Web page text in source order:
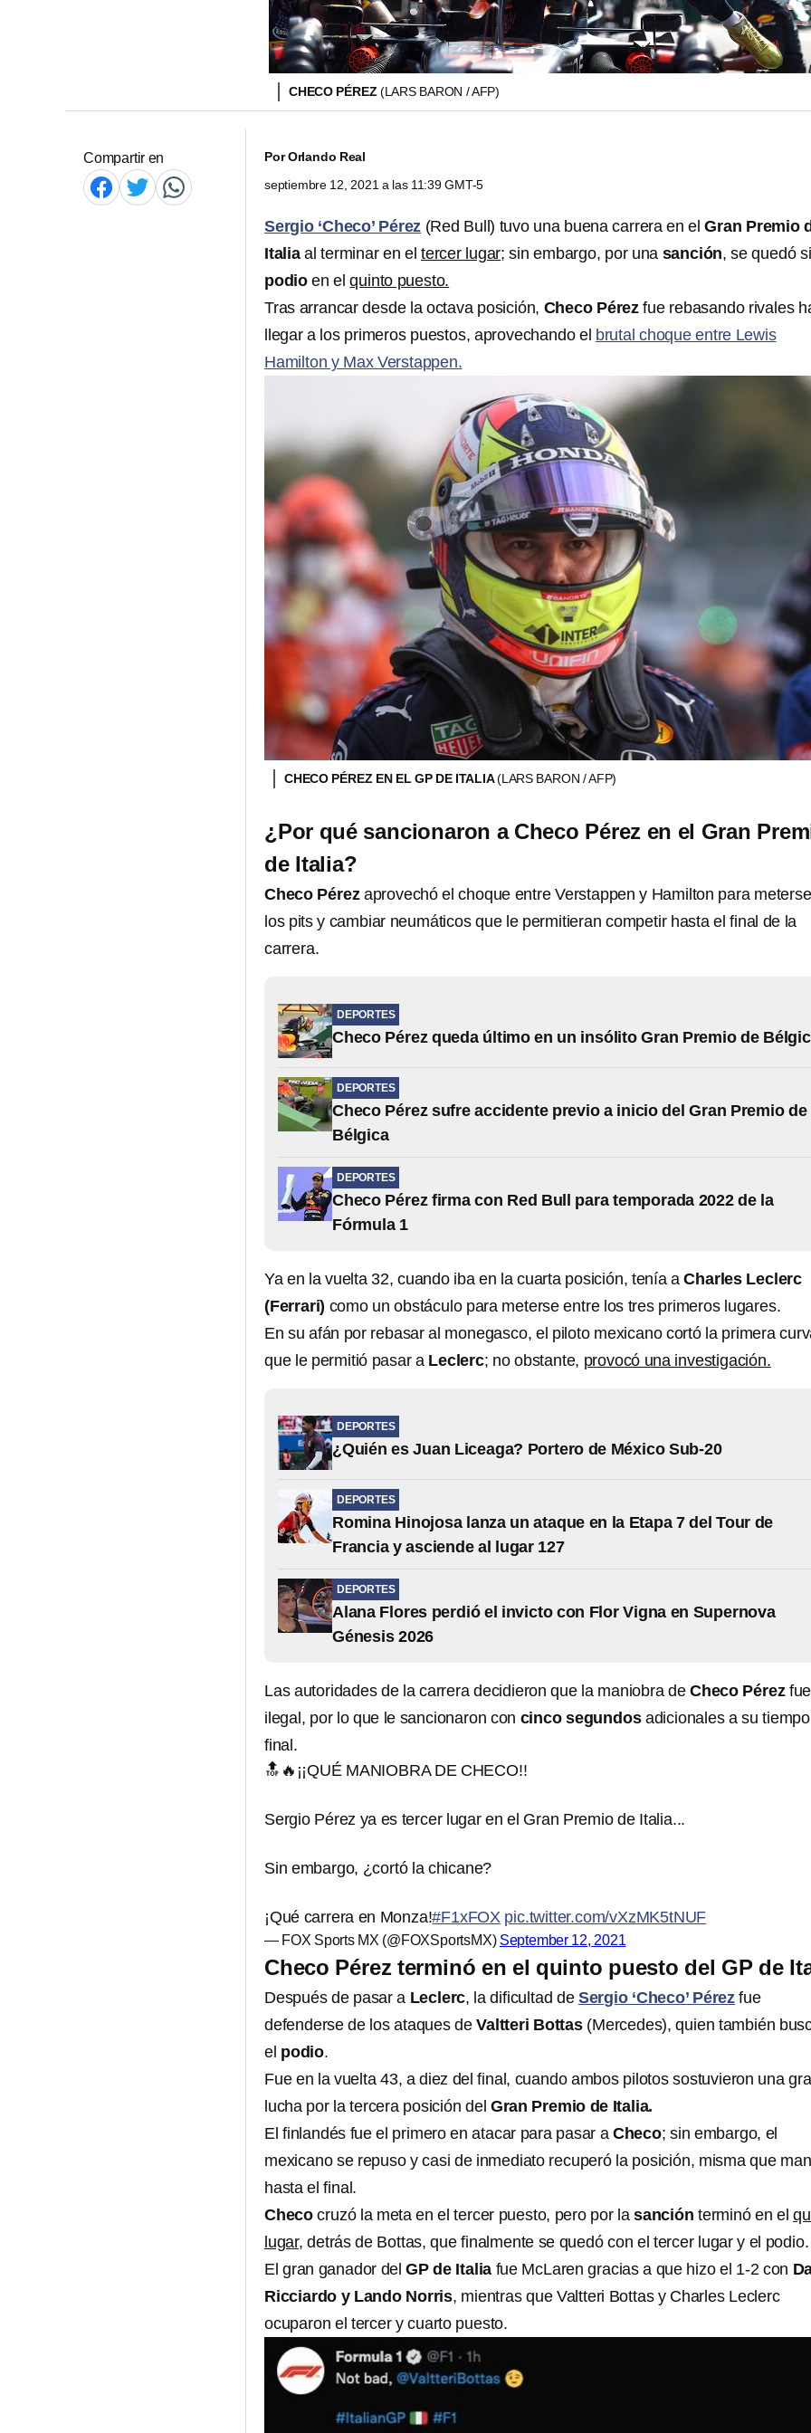
CHECO PÉREZ (LARS BARON / AFP)
Compartir en PorOrlando Real
septiembre 12, 2021 a las 11:39 GMT-5
Sergio ‘Checo’ Pérez (Red Bull) tuvo una buena carrera en elGran Premio
Italiaal terminar en eltercer lugar; sin embargo, por una sanción, se quedó
podio en elquinto puesto.
Tras arrancar desde la octava posición, Checo Pérezfue rebasando rivales
llegar a los primeros puestos, aprovechando el brutal choque entre Lewis
Hamilton y Max Verstappen.
CHECO PÉREZ EN EL GP DE ITALIA(LARS BARON / AFP)
¿Por qué sancionaron a Checo Pérez en el Gran
de Italia?
Checo Pérez aprovechó el choque entre Verstappen y Hamilton para
los pits y cambiar neumáticos que le permitieran competir hasta el final de la
carrera.
DEPORTES
Checo Pérez queda último en un insólito Gran Premio de
DEPORTES
Checo Pérez sufre accidente previo a inicio del Gran Premio de
Bélgica
DEPORTES
Checo Pérez firma con Red Bull para temporada 2022 de la
Fórmula 1
Ya en la vuelta 32, cuando iba en la cuarta posición, tenía aCharles Leclerc
(Ferrari) como un obstáculo para meterse entre los tres primeros lugares.
En su afán por rebasar al monegasco, el piloto mexicano cortó la primera
que le permitió pasar a Leclerc; no obstante, provocó una investigación.
DEPORTES
¿Quién es Juan Liceaga? Portero de México Sub-20
DEPORTES
Romina Hinojosa lanza un ataque en la Etapa 7 del Tour de
Francia y asciende al lugar 127
DEPORTES
Alana Flores perdió el invicto con Flor Vigna en Supernova
Génesis 2026
Las autoridades de la carrera decidieron que la maniobra de Checo Pérezfue
ilegal, por lo que le sancionaron con cinco segundosadicionales a su tiempo
final.
🔝🔥¡¡QUÉ MANIOBRA DE CHECO!!
Sergio Pérez ya es tercer lugar en el Gran Premio de Italia...
Sin embargo, ¿cortó la chicane?
¡Qué carrera en Monza!#F1xFOX pic.twitter.com/vXzMK5tNUF
— FOX Sports MX (@FOXSportsMX) September 12, 2021
Checo Pérez terminó en el quinto puesto del GP de
Después de pasar a Leclerc, la dificultad de Sergio ‘Checo’ Pérez fue
defenderse de los ataques deValtteri Bottas(Mercedes), quien también
el podio.
Fue en la vuelta 43, a diez del final, cuando ambos pilotos sostuvieron una
lucha por la tercera posición del Gran Premio de Italia.
El finlandés fue el primero en atacar para pasar a Checo; sin embargo, el
mexicano se repuso y casi de inmediato recuperó la posición, misma que
hasta el final.
Checo cruzó la meta en el tercer puesto, pero por la sanción terminó en el
lugar, detrás de Bottas, que finalmente se quedó con el tercer lugar y el podio.
El gran ganador delGP de Italia fue McLaren gracias a que hizo el 1-2 con
Ricciardo y Lando Norris, mientras que Valtteri Bottas y Charles Leclerc
ocuparon el tercer y cuarto puesto.